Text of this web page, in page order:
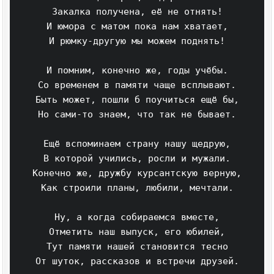
Закалка получена, её не отнять!
И юмора с матом пока нам хватает,
И рюмку-другую мы можем поднять!
И помним, конечно же, годы учёбы.
Со временем в памяти чаще всплывают.
Быть может, пошли б поучиться ещё бы,
Но сами-то знаем, что так не бывает.
Ещё вспоминаем страну нашу щедрую,
В которой учились, росли и мужали.
Конечно же, дружбу курсантскую верную,
Как строили планы, любили, мечтали.
Ну, а когда собираемся вместе,
Отметить наш выпуск, его юбилей,
Тут памяти нашей становится тесно
От шуток, рассказов и встречи друзей.